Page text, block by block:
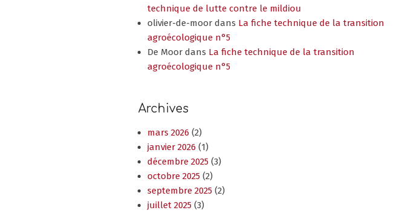
technique de lutte contre le mildiou
olivier-de-moor dans La fiche technique de la transition
agroécologique n°5
De Moor dans La fiche technique de la transition
agroécologique n°5
Archives
mars 2026 (2)
janvier 2026 (1)
décembre 2025 (3)
octobre 2025 (2)
septembre 2025 (2)
juillet 2025 (3)